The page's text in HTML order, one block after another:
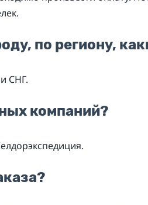
по региону,
СНГ.
компаний?